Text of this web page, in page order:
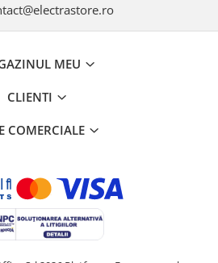
MEU
CLIENTI
COMERCIALE